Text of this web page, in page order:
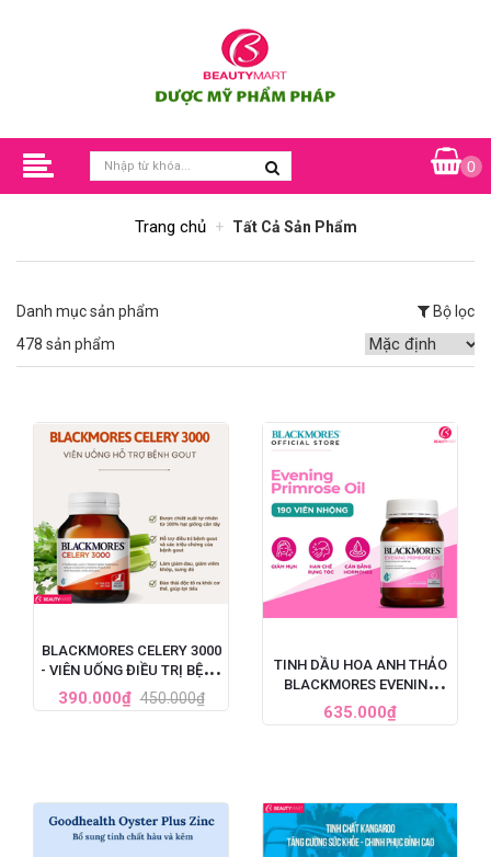
0
Trang chủ Tất Cả Sản Phẩm
Danh mục sản phẩm
Bộ lọc
478 sản phẩm
BLACKMORES CELERY 3000
- VIÊN UỐNG ĐIỀU TRỊ BỆNH
GOUT CỦA ÚC, HỘP 50 VIÊN
390.000₫ 450.000₫
TINH DẦU HOA ANH THẢO
BLACKMORES EVENING
PRIMROSE OIL ÚC, HỘP 190
VIÊN
635.000₫